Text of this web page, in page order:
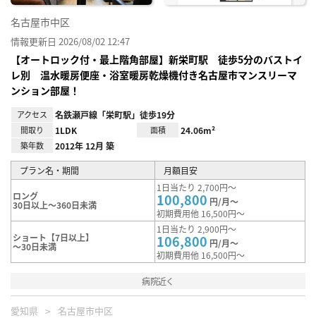
名古屋市中区
情報更新日 2026/08/02 12:47
【オートロック付・最上階角部屋】新栄町駅 徒歩5分のバストイ
レ別 温水暖房便座・浴室暖房乾燥機付き名古屋市マンスリーマ
ンション部屋！
アクセス 名鉄瀬戸線「栄町駅」徒歩19分
間取り 1LDK 面積 24.06m²
築年数 2012年 12月 築
プラン名・期間 月額目安
ロング
30日以上～360日未満
1日当たり 2,700円～
100,800 円/月～
初期費用他 16,500円～
ショート【7日以上】
～30日未満
1日当たり 2,900円～
106,800 円/月～
初期費用他 16,500円～
病院近く
愛知県 名古屋市中区